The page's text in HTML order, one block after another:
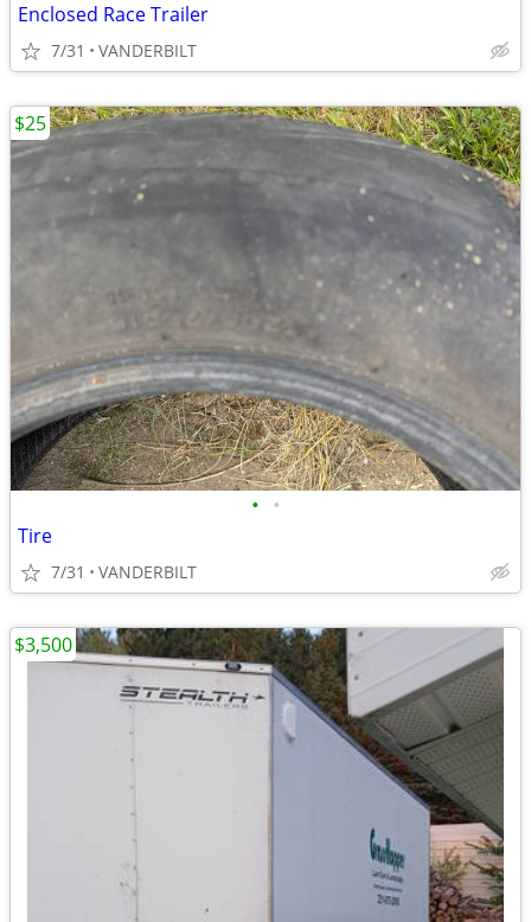
Enclosed Race Trailer
7/31 VANDERBILT
• •
Tire
7/31 VANDERBILT
$25
$3,500